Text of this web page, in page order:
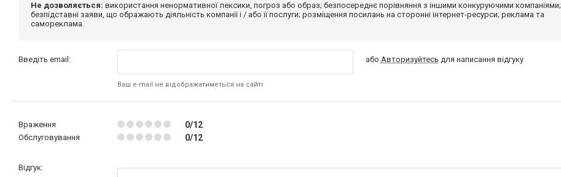
Не дозволяється: використання ненормативної лексики, погроз або образ; безпосереднє порівняння з іншими конкуруючими компаніями;
безпідставні заяви, що ображають діяльність компанії і / або її послуги; розміщення посилань на сторонні інтернет-ресурси; реклама та
самореклама.
Введіть email:
Ваш e-mail не відображатиметься на сайті
або Авторизуйтесь для написання відгуку
Враження 0/12
Обслуговування 0/12
Відгук: